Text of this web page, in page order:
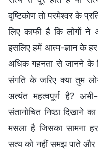
दृष्टिकोण तो परमेश्वर के
लिए काफी है कि लोगों ने
इसलिए हमें आत्म-ज्ञान के
अधिक गहनता से जानने के
संगति के जरिए क्या तुम
अत्यंत महत्वपूर्ण है?
संतानोचित निष्ठा दिखाने
मसला है जिसका सामना
सत्य को नहीं समझ पाते और